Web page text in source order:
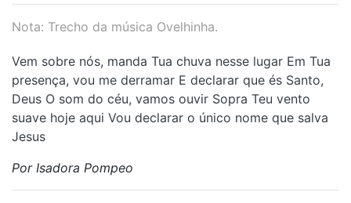
Nota: Trecho da música Ovelhinha.
Vem sobre nós, manda Tua chuva nesse lugar Em Tua
presença, vou me derramar E declarar que és Santo,
Deus O som do céu, vamos ouvir Sopra Teu vento
suave hoje aqui Vou declarar o único nome que salva
Jesus
Por Isadora Pompeo